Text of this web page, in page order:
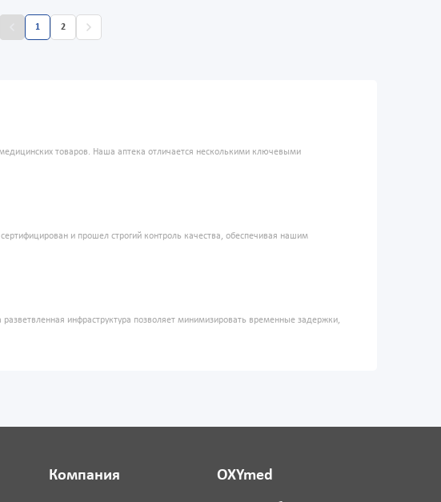
1 2
товаров. Наша аптека отличается несколькими ключевыми
и прошел строгий контроль качества, обеспечивая нашим
инфраструктура позволяет минимизировать временные задержки,
Компания OXYmed